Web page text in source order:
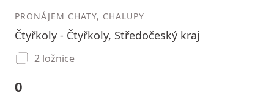
PRONÁJEM CHATY, CHALUPY
Čtyřkoly - Čtyřkoly, Středočeský kraj
2 ložnice
0